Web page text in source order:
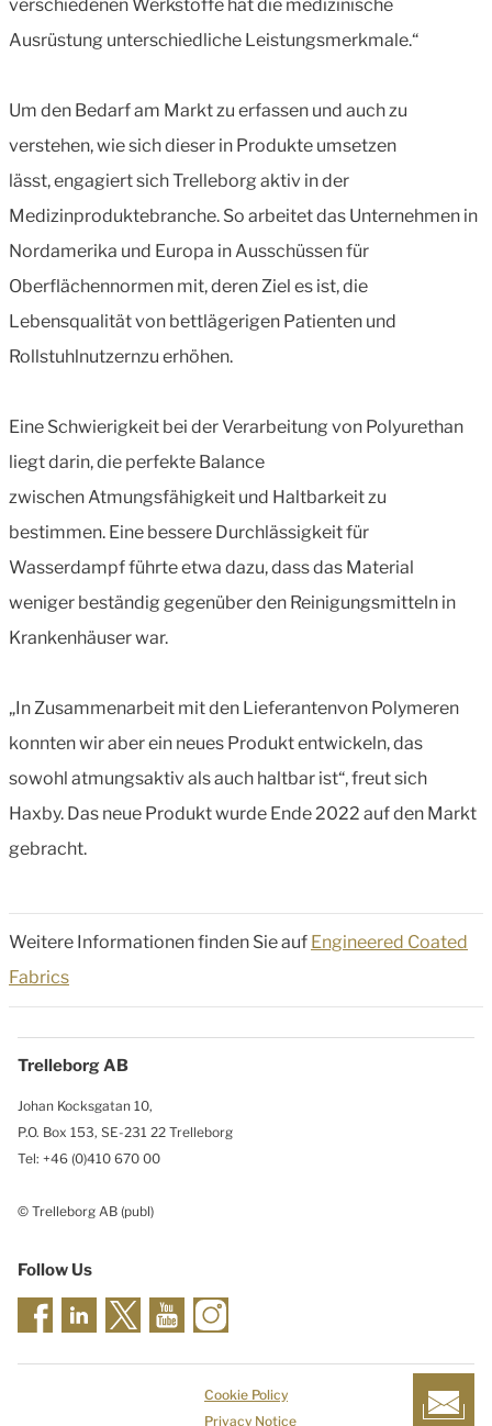
verschiedenen Werkstoffe hat die medizinische
Ausrüstung unterschiedliche Leistungsmerkmale.“
Um den Bedarf am Markt zu erfassen und auch zu
verstehen, wie sich dieser in Produkte umsetzen
lässt, engagiert sich Trelleborg aktiv in der
Medizinproduktebranche. So arbeitet das Unternehmen in
Nordamerika und Europa in Ausschüssen für
Oberflächennormen mit, deren Ziel es ist, die
Lebensqualität von bettlägerigen Patienten und
Rollstuhlnutzernzu erhöhen.
Eine Schwierigkeit bei der Verarbeitung von Polyurethan
liegt darin, die perfekte Balance
zwischen Atmungsfähigkeit und Haltbarkeit zu
bestimmen. Eine bessere Durchlässigkeit für
Wasserdampf führte etwa dazu, dass das Material
weniger beständig gegenüber den Reinigungsmitteln in
Krankenhäuser war.
„In Zusammenarbeit mit den Lieferantenvon Polymeren
konnten wir aber ein neues Produkt entwickeln, das
sowohl atmungsaktiv als auch haltbar ist“, freut sich
Haxby. Das neue Produkt wurde Ende 2022 auf den Markt
gebracht.
Weitere Informationen finden Sie auf Engineered Coated
Fabrics
Trelleborg AB
Johan Kocksgatan 10,
P.O. Box 153, SE-231 22 Trelleborg
Tel: +46 (0)410 670 00
© Trelleborg AB (publ)
Follow Us
Cookie Policy
Privacy Notice